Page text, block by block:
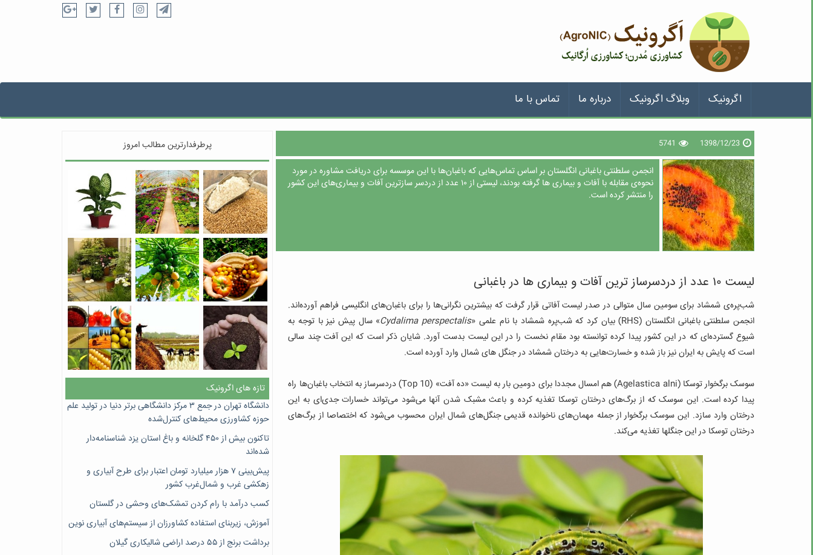
اگرونیک وبلاگ اگرونیک درباره ما تماس با ما
1398/12/23
5741
انجمن سلطنتی باغبانی انگلستان بر اساس تماس‌هایی که باغبان‌ها با این موسسه برای دریافت مشاوره در مورد
نحوه‌ی مقابله با آفات و بیماری ها گرفته بودند، لیستی از ۱۰ عدد از دردسر سازترین آفات و بیماری‌های این کشور
را منتشر کرده است.
لیست ۱۰ عدد از دردسرساز ترین آفات و بیماری ها در باغبانی
شب‌پره‌ی شمشاد برای سومین سال متوالی در صدر لیست آفاتی قرار گرفت که بیشترین نگرانی‌ها را برای باغبان‌های انگلیسی فراهم آورده‌اند.
انجمن سلطنتی باغبانی انگلستان (RHS) بیان کرد که شب‌پره شمشاد با نام علمی «Cydalima perspectalis» سال پیش نیز با توجه به
شیوع گسترده‌ای که در این کشور پیدا کرده توانسته بود مقام نخست را در این لیست بدست آورد. شایان ذکر است که این آفت چند سالی
است که پایش به ایران نیز باز شده و خسارت‌هایی به درختان شمشاد در جنگل های شمال وارد آورده است.
سوسک برگخوار توسکا (Agelastica alni
) هم امسال مجددا برای دومین بار به لیست «ده آفت» (Top 10) دردسرساز به انتخاب باغبان‌ها راه
پیدا کرده است. این سوسک که از برگ‌های درختان توسکا تغذیه کرده و باعث مشبک شدن آنها می‌شود می‌تواند خسارات جدی‌ای به این
درختان وارد سازد. این سوسک برگخوار از جمله مهمان‌های ناخوانده قدیمی جنگل‌های شمال ایران محسوب می‌شود که اختصاصا از برگ‌های
درختان توسکا در این جنگلها تغذیه می‌کند.
پرطرفدارترین مطالب امروز
تازه های اگرونیک
دانشگاه تهران در جمع ۳ مرکز دانشگاهی برتر دنیا در تولید علم
حوزه کشاورزی محیط‌های کنترل‌شده
تاکنون بیش از ۴۵۰ گلخانه و باغ استان یزد شناسنامه‌دار
شده‌اند
پیش‌بینی ۷‌ هزار میلیارد تومان اعتبار برای طرح آبیاری و
زهکشی غرب و شمال‌غرب کشور
کسب درآمد با رام کردن تمشک‌های وحشی در گلستان
آموزش، زیربنای استفاده کشاورزان از سیستم‌های آبیاری نوین
برداشت برنج از ۵۵ درصد اراضی شالیکاری گیلان